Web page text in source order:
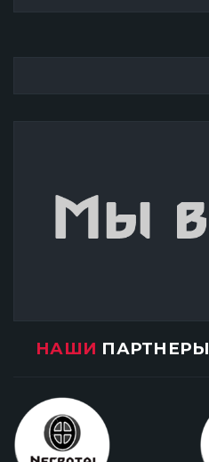
НАШИ ПАРТНЕРЫ